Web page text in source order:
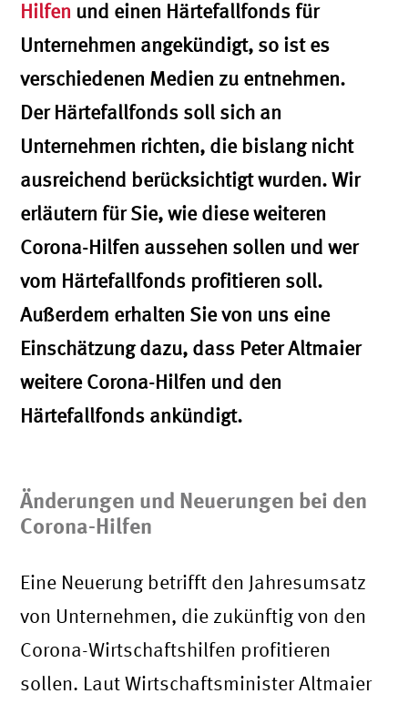
Hilfen und einen Härtefallfonds für
Unternehmen angekündigt, so ist es
verschiedenen Medien zu entnehmen.
Der Härtefallfonds soll sich an
Unternehmen richten, die bislang nicht
ausreichend berücksichtigt wurden. Wir
erläutern für Sie, wie diese weiteren
Corona-Hilfen aussehen sollen und wer
vom Härtefallfonds profitieren soll.
Außerdem erhalten Sie von uns eine
Einschätzung dazu, dass Peter Altmaier
weitere Corona-Hilfen und den
Härtefallfonds ankündigt.
Änderungen und Neuerungen bei den
Corona-Hilfen
Eine Neuerung betrifft den Jahresumsatz
von Unternehmen, die zukünftig von den
Corona-Wirtschaftshilfen profitieren
sollen. Laut Wirtschaftsminister Altmaier